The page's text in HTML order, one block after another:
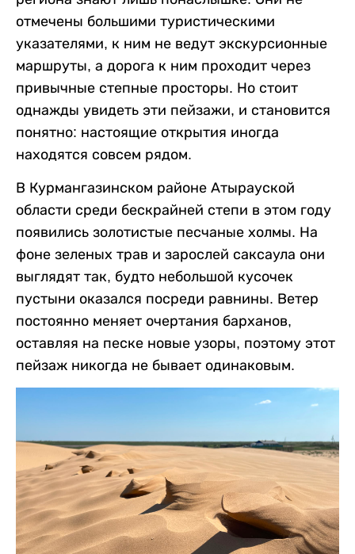
отмечены большими туристическими
указателями, к ним не ведут экскурсионные
маршруты, а дорога к ним проходит через
привычные степные просторы. Но стоит
однажды увидеть эти пейзажи, и становится
понятно: настоящие открытия иногда
находятся совсем рядом.
В Курмангазинском районе Атырауской
области среди бескрайней степи в этом году
появились золотистые песчаные холмы. На
фоне зеленых трав и зарослей саксаула они
выглядят так, будто небольшой кусочек
пустыни оказался посреди равнины. Ветер
постоянно меняет очертания барханов,
оставляя на песке новые узоры, поэтому этот
пейзаж никогда не бывает одинаковым.